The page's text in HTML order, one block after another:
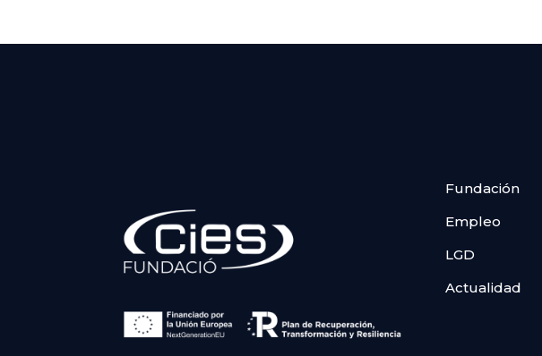
Fundación
Empleo
LGD
Actualidad